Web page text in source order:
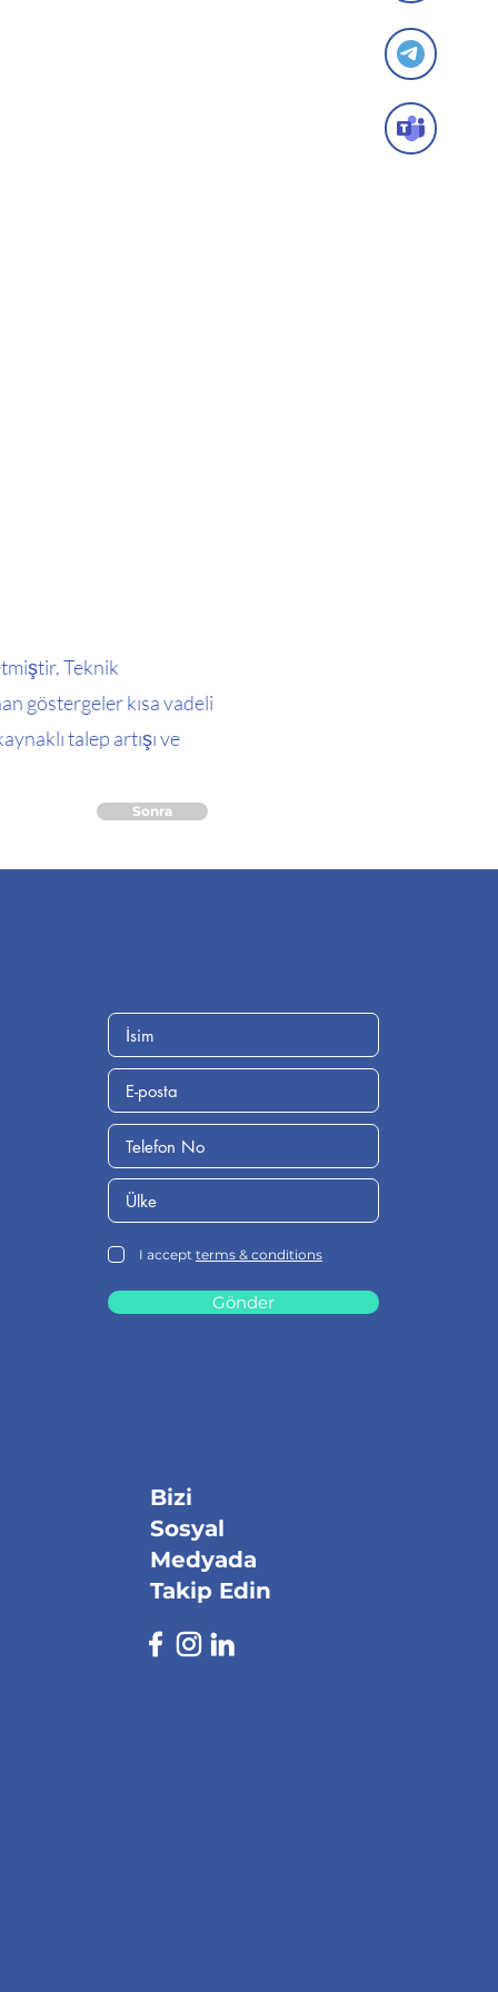
Teknik
göstergeler kısa vadeli
talep artışı ve
Sonra
I accept terms & conditions
Gönder
Bizi
Sosyal
Medyada
Takip Edin